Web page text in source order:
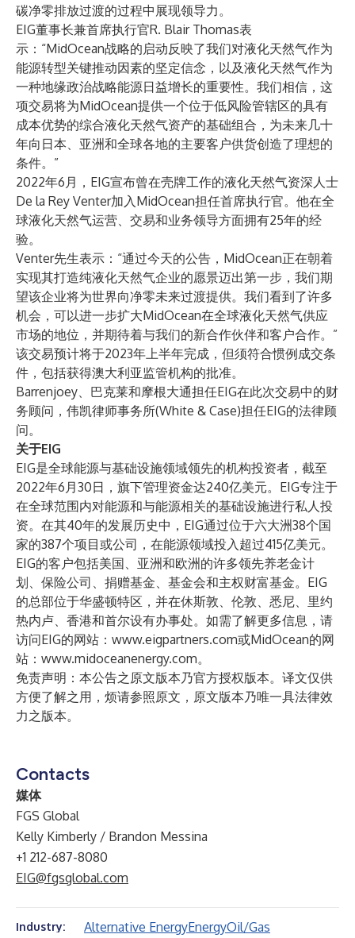
碳净零排放过渡的过程中展现领导力。
EIG董事长兼首席执行官R. Blair Thomas表
示：“MidOcean战略的启动反映了我们对液化天然气作为
能源转型关键推动因素的坚定信念，以及液化天然气作为
一种地缘政治战略能源日益增长的重要性。我们相信，这
项交易将为MidOcean提供一个位于低风险管辖区的具有
成本优势的综合液化天然气资产的基础组合，为未来几十
年向日本、亚洲和全球各地的主要客户供货创造了理想的
条件。”
2022年6月，EIG宣布曾在壳牌工作的液化天然气资深人士
De la Rey Venter加入MidOcean担任首席执行官。他在全
球液化天然气运营、交易和业务领导方面拥有25年的经
验。
Venter先生表示：“通过今天的公告，MidOcean正在朝着
实现其打造纯液化天然气企业的愿景迈出第一步，我们期
望该企业将为世界向净零未来过渡提供。我们看到了许多
机会，可以进一步扩大MidOcean在全球液化天然气供应
市场的地位，并期待着与我们的新合作伙伴和客户合作。”
该交易预计将于2023年上半年完成，但须符合惯例成交条
件，包括获得澳大利亚监管机构的批准。
Barrenjoey、巴克莱和摩根大通担任EIG在此次交易中的财
务顾问，伟凯律师事务所(White & Case)担任EIG的法律顾
问。
关于EIG
EIG是全球能源与基础设施领域领先的机构投资者，截至
2022年6月30日，旗下管理资金达240亿美元。EIG专注于
在全球范围内对能源和与能源相关的基础设施进行私人投
资。在其40年的发展历史中，EIG通过位于六大洲38个国
家的387个项目或公司，在能源领域投入超过415亿美元。
EIG的客户包括美国、亚洲和欧洲的许多领先养老金计
划、保险公司、捐赠基金、基金会和主权财富基金。EIG
的总部位于华盛顿特区，并在休斯敦、伦敦、悉尼、里约
热内卢、香港和首尔设有办事处。如需了解更多信息，请
访问EIG的网站： www.eigpartners.com或MidOcean的网
站： www.midoceanenergy.com。
免责声明：本公告之原文版本乃官方授权版本。译文仅供
方便了解之用，烦请参照原文，原文版本乃唯一具法律效
力之版本。
Contacts
媒体
FGS Global
Kelly Kimberly / Brandon Messina
+1 212-687-8080
EIG@fgsglobal.com
Industry: Alternative EnergyEnergyOil/Gas